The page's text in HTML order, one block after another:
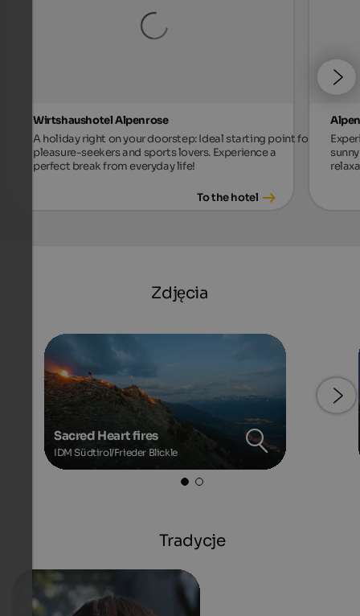
Wirtshaushotel Alpenrose
A holiday right on your doorstep: Ideal starting point for
pleasure-seekers and sports lovers. Experience a
perfect break from everyday life!
To the hotel
Zdjęcia
Sacred Heart fires
IDM Südtirol/Frieder Blickle
Tradycje